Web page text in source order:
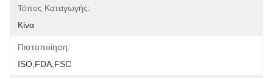
Τόπος Καταγωγής:
Κίνα
Πιστοποίηση:
ISO,FDA,FSC